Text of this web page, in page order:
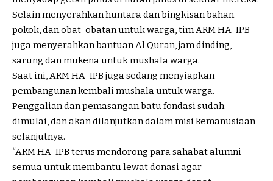
Selain menyerahkan huntara dan bingkisan bahan
pokok, dan obat-obatan untuk warga, tim ARM HA-IPB
juga menyerahkan bantuan Al Quran, jam dinding,
sarung dan mukena untuk mushala warga.
Saat ini, ARM HA-IPB juga sedang menyiapkan
pembangunan kembali mushala untuk warga.
Penggalian dan pemasangan batu fondasi sudah
dimulai, dan akan dilanjutkan dalam misi kemanusiaan
selanjutnya.
“ARM HA-IPB terus mendorong para sahabat alumni
semua untuk membantu lewat donasi agar